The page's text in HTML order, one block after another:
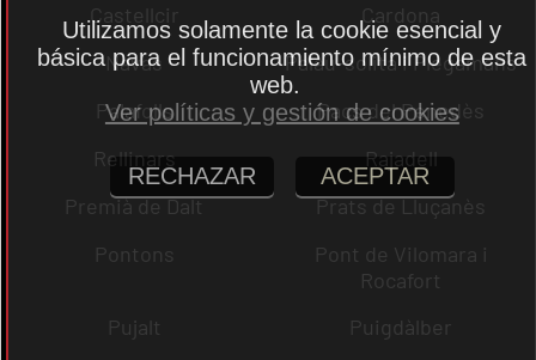
Castellcir
Cardona
Navas
Palau-solità i Plegamans
Palafolls
Pacs del Penedès
Rellinars
Rajadell
Premià de Dalt
Prats de Lluçanès
Pontons
Pont de Vilomara i
Rocafort
Pujalt
Puigdàlber
Utilizamos solamente la cookie esencial y
básica para el funcionamiento mínimo de esta
web.
Ver políticas y gestión de cookies
RECHAZAR ACEPTAR